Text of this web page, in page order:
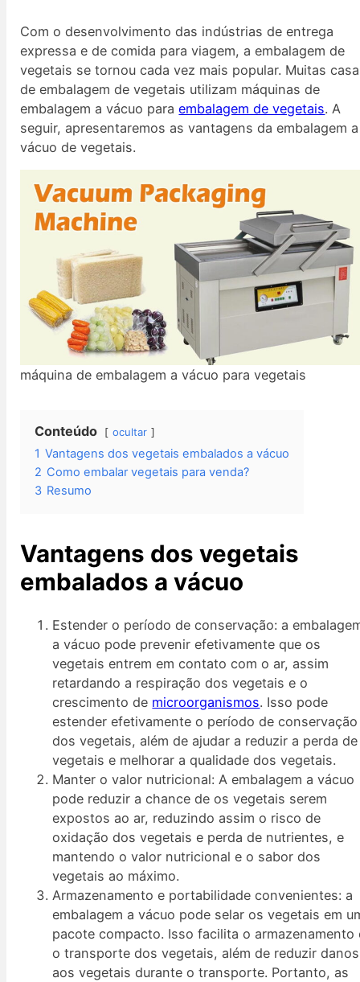
Com o desenvolvimento das indústrias de entrega
expressa e de comida para viagem, a embalagem de
vegetais se tornou cada vez mais popular. Muitas
de embalagem de vegetais utilizam máquinas de
embalagem a vácuo paraembalagem de vegetais. A
seguir, apresentaremos as vantagens da embalagem a
vácuo de vegetais.
máquina de embalagem a vácuo para vegetais
Conteúdo ocultar
1 Vantagens dos vegetais embalados a vácuo
2 Como embalar vegetais para venda?
3 Resumo
Vantagens dos vegetais
embalados a vácuo
Estender o período de conservação: a
a vácuo pode prevenir efetivamente que os
vegetais entrem em contato com o ar, assim
retardando a respiração dos vegetais e o
crescimento de microorganismos. Isso pode
estender efetivamente o período de conservação
dos vegetais, além de ajudar a reduzir a perda de
vegetais e melhorar a qualidade dos vegetais.
Manter o valor nutricional: A embalagem a vácuo
pode reduzir a chance de os vegetais serem
expostos ao ar, reduzindo assim o risco de
oxidação dos vegetais e perda de nutrientes, e
mantendo o valor nutricional e o sabor dos
vegetais ao máximo.
Armazenamento e portabilidade convenientes: a
embalagem a vácuo pode selar os vegetais em
pacote compacto. Isso facilita o armazenamento
o transporte dos vegetais, além de reduzir danos
aos vegetais durante o transporte. Portanto, as